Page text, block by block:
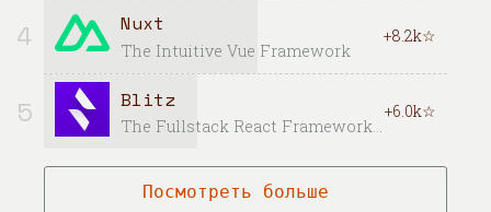
4 Nuxt
The Intuitive Vue Framework
+8.2k☆
5 Blitz
️The Fullstack React Framework — built on Next.js
+6.0k☆
Посмотреть больше